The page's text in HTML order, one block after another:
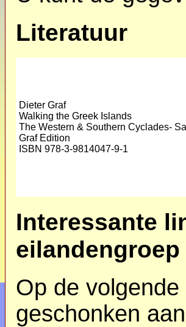
Literatuur
Dieter Graf
Walking the Greek Islands
The Western & Southern Cyclades-
Graf Edition
ISBN 978-3-9814047-9-1
Interessante
Op de
geschonken